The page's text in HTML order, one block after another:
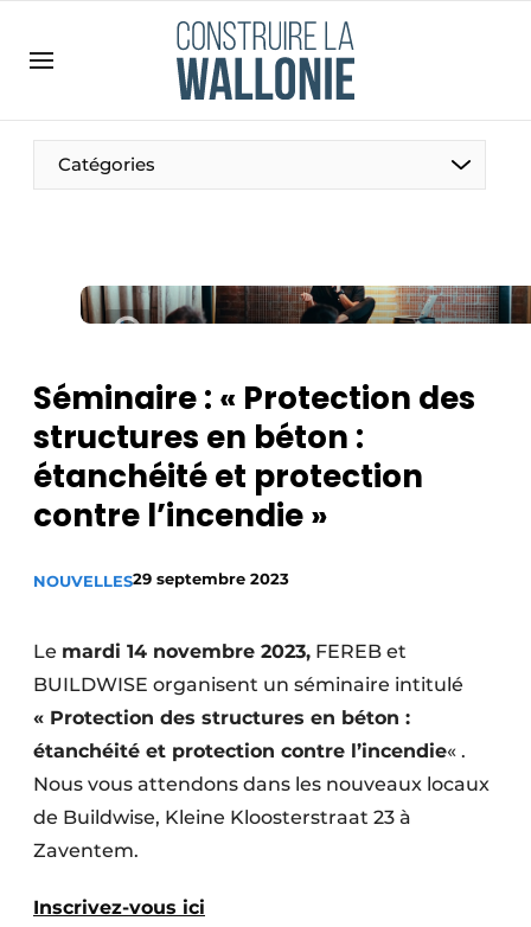
Emploi
Enregistrer une offre d’emploi
Meest gelezen
Podcasts
Privacy / Cookie statement
S’inscrire à l’événement
S’inscrire
Catégories
Construction bois
Contrôle d’accès
Éclairage
Séminaire : « Protection des
structures en béton :
étanchéité et protection
contre l’incendie »
NOUVELLES29 septembre 2023
Le mardi 14 novembre 2023, FEREB et
BUILDWISE organisent un séminaire intitulé
« Protection des structures en béton :
étanchéité et protection contre l’incendie« .
Nous vous attendons dans les nouveaux locaux
de Buildwise, Kleine Kloosterstraat 23 à
Zaventem.
Inscrivez-vous ici